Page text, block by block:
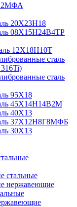
20Х23Н18
08Х15Н24В4ТР
12Х18Н10Т
сталь
сталь
95Х18
45Х14Н14В2М
40Х13
37Х12Н8Г8МФБ
30Х13
стальные
нержавеющие